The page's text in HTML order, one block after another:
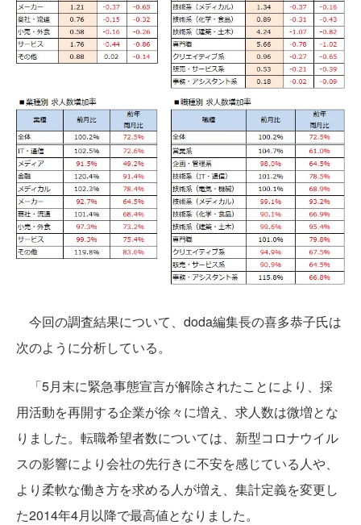
今回の調査結果について、doda編集長の喜多恭子氏は
次のように分析している。
「5月末に緊急事態宣言が解除されたことにより、採
用活動を再開する企業が徐々に増え、求人数は微増とな
りました。転職希望者数については、新型コロナウイル
スの影響により会社の先行きに不安を感じている人や、
より柔軟な働き方を求める人が増え、集計定義を変更し
た2014年4月以降で最高値となりました。